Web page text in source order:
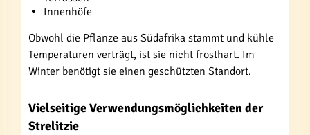
Innenhöfe
Obwohl die Pflanze aus Südafrika stammt und kühle
Temperaturen verträgt, ist sie nicht frosthart. Im
Winter benötigt sie einen geschützten Standort.
Vielseitige Verwendungsmöglichkeiten der
Strelitzie